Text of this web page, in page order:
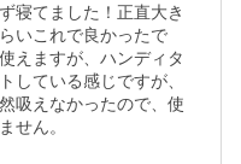
寝てました！正直大き
いこれで良かったで
えますが、ハンディタ
している感じですが、
吸えなかったので、使
せん。